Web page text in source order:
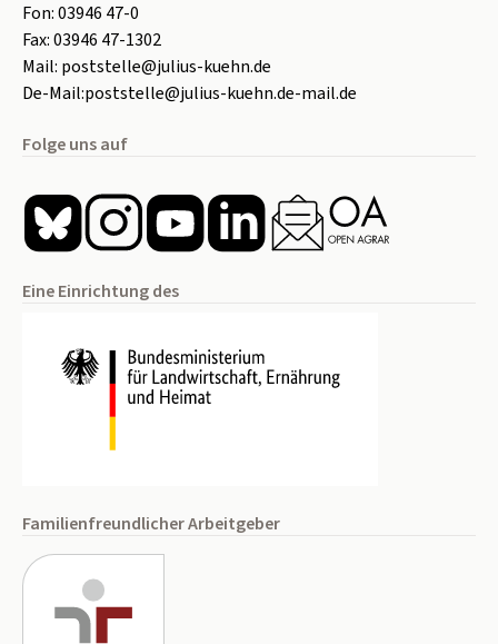
Fon:03946 47-0
Fax:03946 47-1302
Mail: poststelle@julius-kuehn.de
De-Mail:poststelle@julius-kuehn.de-mail.de
Folge uns auf
Eine Einrichtung des
Familienfreundlicher Arbeitgeber